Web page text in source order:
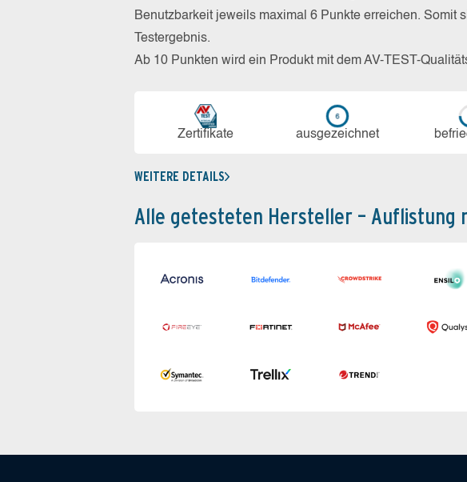
Benutzbarkeit jeweils maximal 6 Punkte erreichen. Somit
Testergebnis.
Ab 10 Punkten wird ein Produkt mit dem AV-TEST-
Zerti­fikate aus­ge­zeich­net
WEITERE DETAILS
Alle getesteten Hersteller – Auflistung